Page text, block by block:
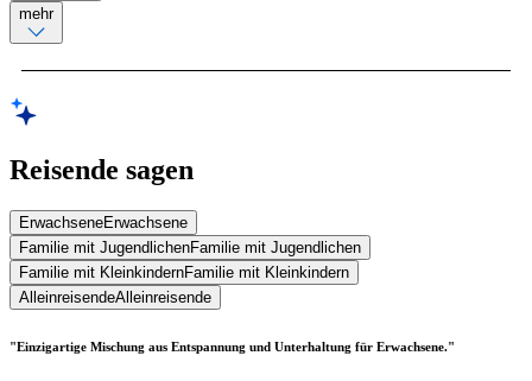
mehr
Reisende sagen
ErwachseneErwachsene
Familie mit JugendlichenFamilie mit Jugendlichen
Familie mit KleinkindernFamilie mit Kleinkindern
AlleinreisendeAlleinreisende
"Einzigartige Mischung aus Entspannung und Unterhaltung für Erwachsene."